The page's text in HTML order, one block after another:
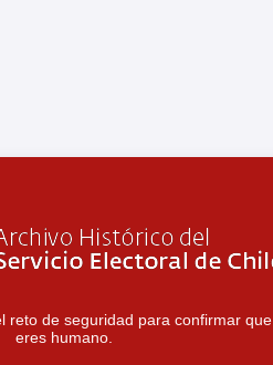
reto de seguridad para confirmar que
eres humano.